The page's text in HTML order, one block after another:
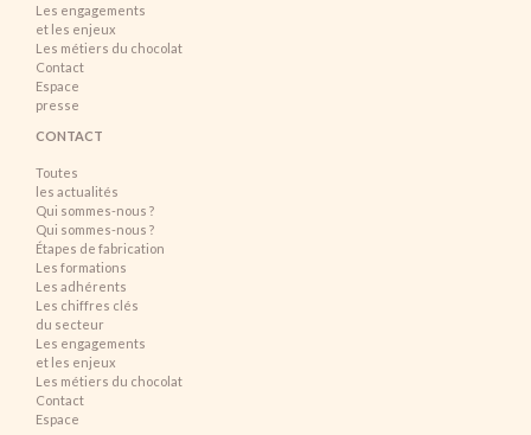
Les engagements
et les enjeux
Les métiers du chocolat
Contact
Espace
presse
CONTACT
Toutes
les actualités
Qui sommes-nous ?
Qui sommes-nous ?
Étapes de fabrication
Les formations
Les adhérents
Les chiffres clés
du secteur
Les engagements
et les enjeux
Les métiers du chocolat
Contact
Espace